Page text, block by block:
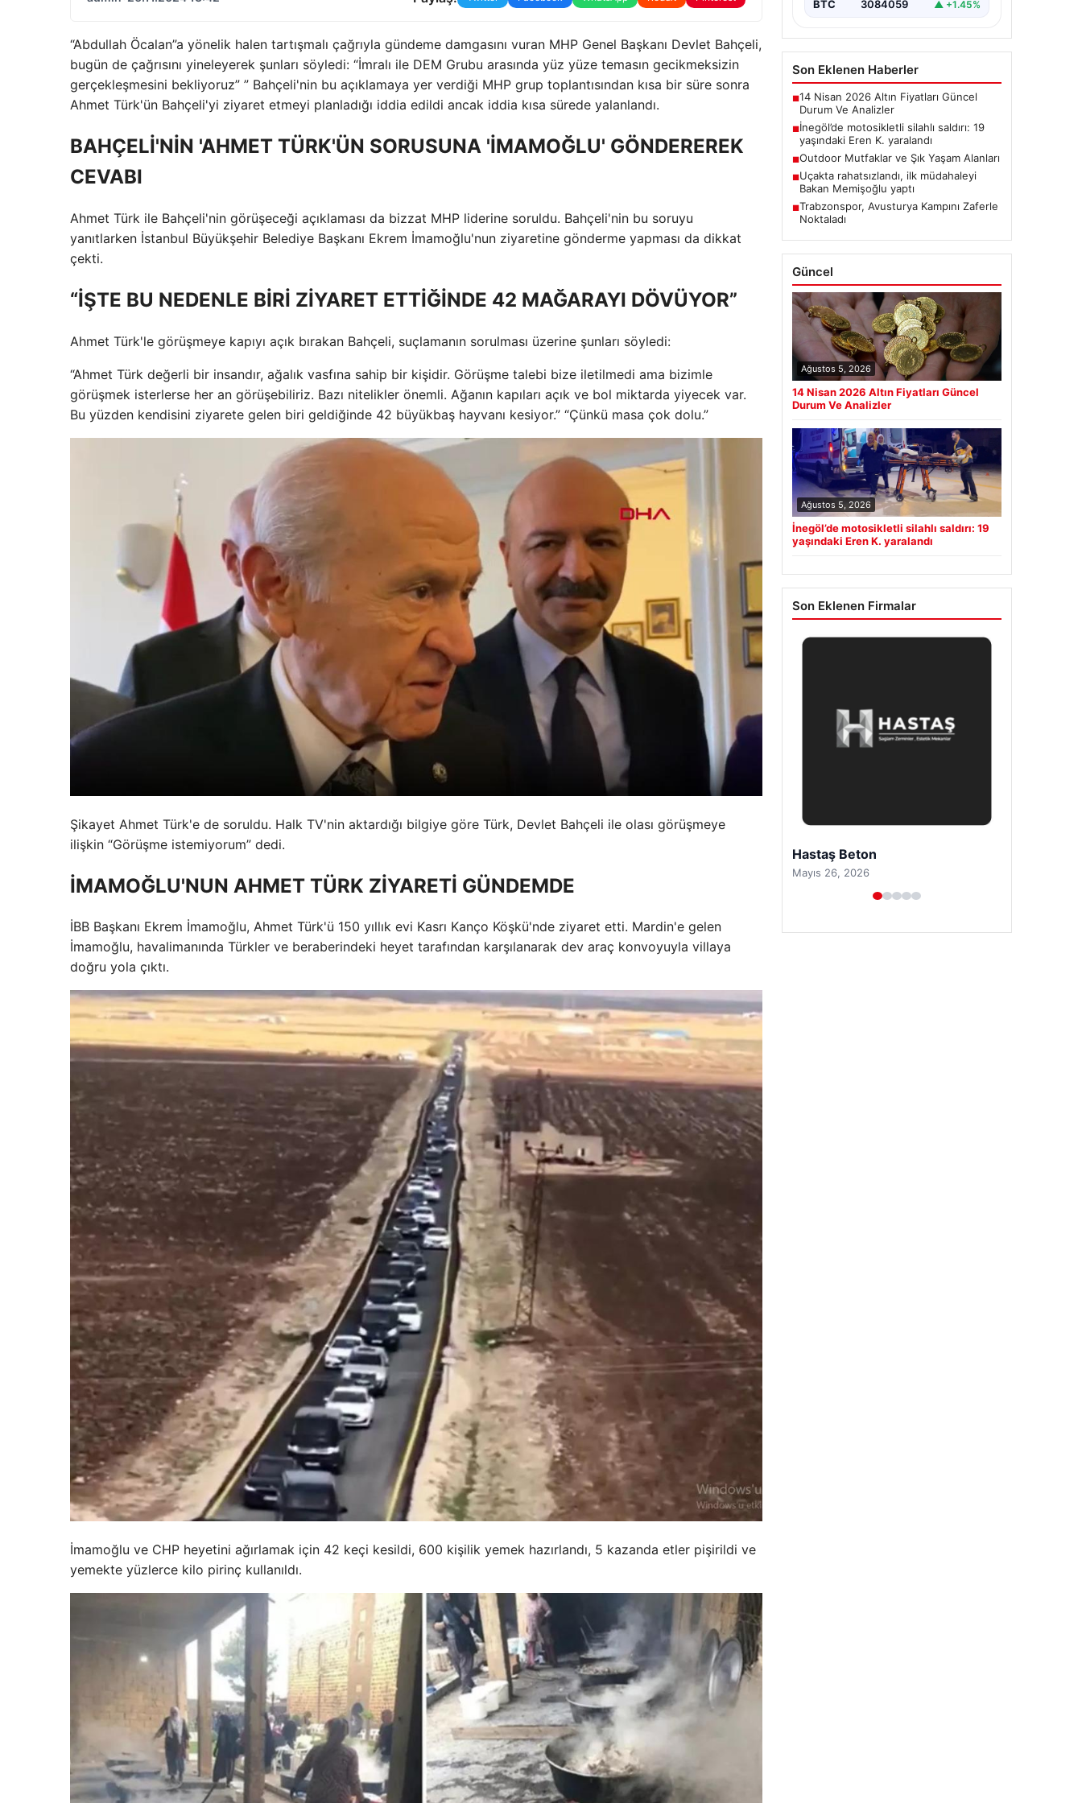
“Abdullah Öcalan”a yönelik halen tartışmalı çağrıyla gündeme damgasını vuran MHP Genel Başkanı Devlet Bahçeli,
bugün de çağrısını yineleyerek şunları söyledi: “İmralı ile DEM Grubu arasında yüz yüze temasın gecikmeksizin
gerçekleşmesini bekliyoruz” ” Bahçeli'nin bu açıklamaya yer verdiği MHP grup toplantısından kısa bir süre sonra
Ahmet Türk'ün Bahçeli'yi ziyaret etmeyi planladığı iddia edildi ancak iddia kısa sürede yalanlandı.
BAHÇELİ'NİN 'AHMET TÜRK'ÜN SORUSUNA 'İMAMOĞLU' GÖNDEREREK
CEVABI
Ahmet Türk ile Bahçeli'nin görüşeceği açıklaması da bizzat MHP liderine soruldu. Bahçeli'nin bu soruyu
yanıtlarken İstanbul Büyükşehir Belediye Başkanı Ekrem İmamoğlu'nun ziyaretine gönderme yapması da dikkat
çekti.
“İŞTE BU NEDENLE BİRİ ZİYARET ETTİĞİNDE 42 MAĞARAYI DÖVÜYOR”
Ahmet Türk'le görüşmeye kapıyı açık bırakan Bahçeli, suçlamanın sorulması üzerine şunları söyledi:
“Ahmet Türk değerli bir insandır, ağalık vasfına sahip bir kişidir. Görüşme talebi bize iletilmedi ama bizimle
görüşmek isterlerse her an görüşebiliriz. Bazı nitelikler önemli. Ağanın kapıları açık ve bol miktarda yiyecek var.
Bu yüzden kendisini ziyarete gelen biri geldiğinde 42 büyükbaş hayvanı kesiyor.” “Çünkü masa çok dolu.”
Şikayet Ahmet Türk'e de soruldu. Halk TV'nin aktardığı bilgiye göre Türk, Devlet Bahçeli ile olası görüşmeye
ilişkin “Görüşme istemiyorum” dedi.
İMAMOĞLU'NUN AHMET TÜRK ZİYARETİ GÜNDEMDE
İBB Başkanı Ekrem İmamoğlu, Ahmet Türk'ü 150 yıllık evi Kasrı Kanço Köşkü'nde ziyaret etti. Mardin'e gelen
İmamoğlu, havalimanında Türkler ve beraberindeki heyet tarafından karşılanarak dev araç konvoyuyla villaya
doğru yola çıktı.
İmamoğlu ve CHP heyetini ağırlamak için 42 keçi kesildi, 600 kişilik yemek hazırlandı, 5 kazanda etler pişirildi ve
yemekte yüzlerce kilo pirinç kullanıldı.
BTC 3084059 ▲ +1.45%
Son Eklenen Haberler
■14 Nisan 2026 Altın Fiyatları Güncel
Durum Ve Analizler
■İnegöl’de motosikletli silahlı saldırı: 19
yaşındaki Eren K. yaralandı
■Outdoor Mutfaklar ve Şık Yaşam Alanları
■Uçakta rahatsızlandı, ilk müdahaleyi
Bakan Memişoğlu yaptı
■Trabzonspor, Avusturya Kampını Zaferle
Noktaladı
Güncel
Ağustos 5, 2026
14 Nisan 2026 Altın Fiyatları Güncel
Durum Ve Analizler
Ağustos 5, 2026
İnegöl’de motosikletli silahlı saldırı: 19
yaşındaki Eren K. yaralandı
Son Eklenen Firmalar
Prenses Night Club
Nisan 29, 2026